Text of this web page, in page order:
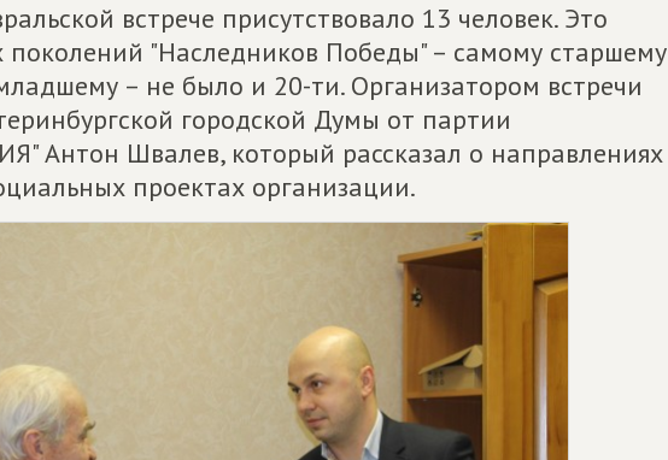
встрече присутствовало 13 человек. Это
поколений "Наследников Победы" – самому старшему
– не было и 20-ти. Организатором встречи
городской Думы от партии
Антон Швалев, который рассказал о направлениях
проектах организации.